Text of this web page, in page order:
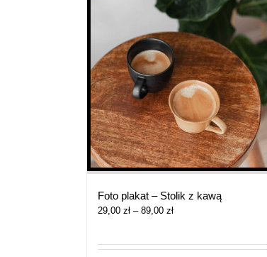
Foto plakat – Stolik z kawą
29,00 zł – 89,00 złZakres
29,00 zł